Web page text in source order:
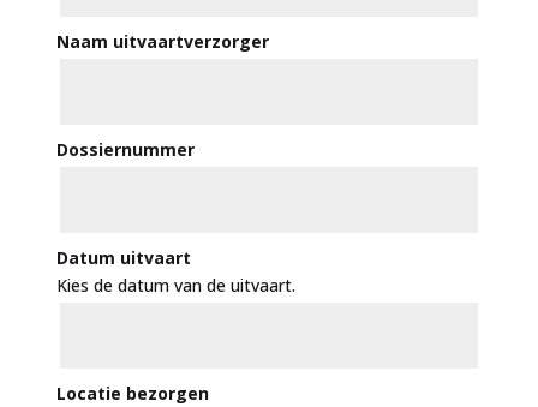
Naam uitvaartverzorger
Dossiernummer
Datum uitvaart
Kies de datum van de uitvaart.
Locatie bezorgen